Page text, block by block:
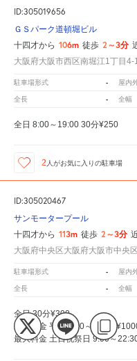
ID:305019656
ＧＳパーク道頓堀ビル
十四才から 106m 徒歩 2～3分
大阪府大阪市西区南堀江1丁目4-
駐車場形式 - 屋内
全長 - 全幅
全日 8:00～19:00 30分¥250
2 人がお気に入りの駐車場
ID:305020467
サンモータープール
十四才から 113m 徒歩 2～3分
大阪府中央区大阪府大阪市中央
駐車場形式 - 屋内
全長 - 全幅
全日 30分¥300
最大料金 平日 9:00～22:30
最大料金 土日祝祭日 9:00～